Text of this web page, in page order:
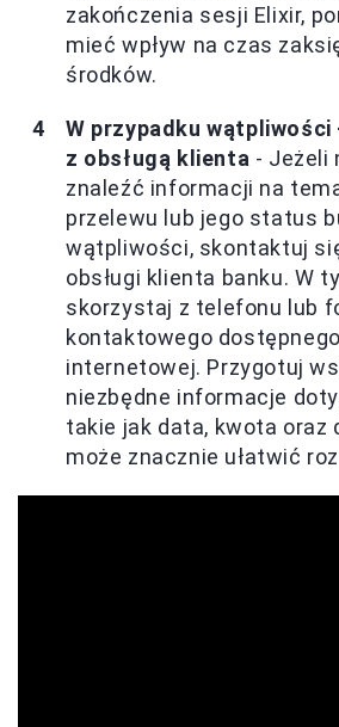
zakończenia sesji Elixir,
mieć wpływ na czas
środków.
W przypadku
z obsługą klienta - Jeżeli
znaleźć informacji na
przelewu lub jego status
wątpliwości, skontaktuj
obsługi klienta banku. W
skorzystaj z telefonu lub
kontaktowego
internetowej. Przygotuj
niezbędne informacje
takie jak data, kwota oraz
może znacznie ułatwić